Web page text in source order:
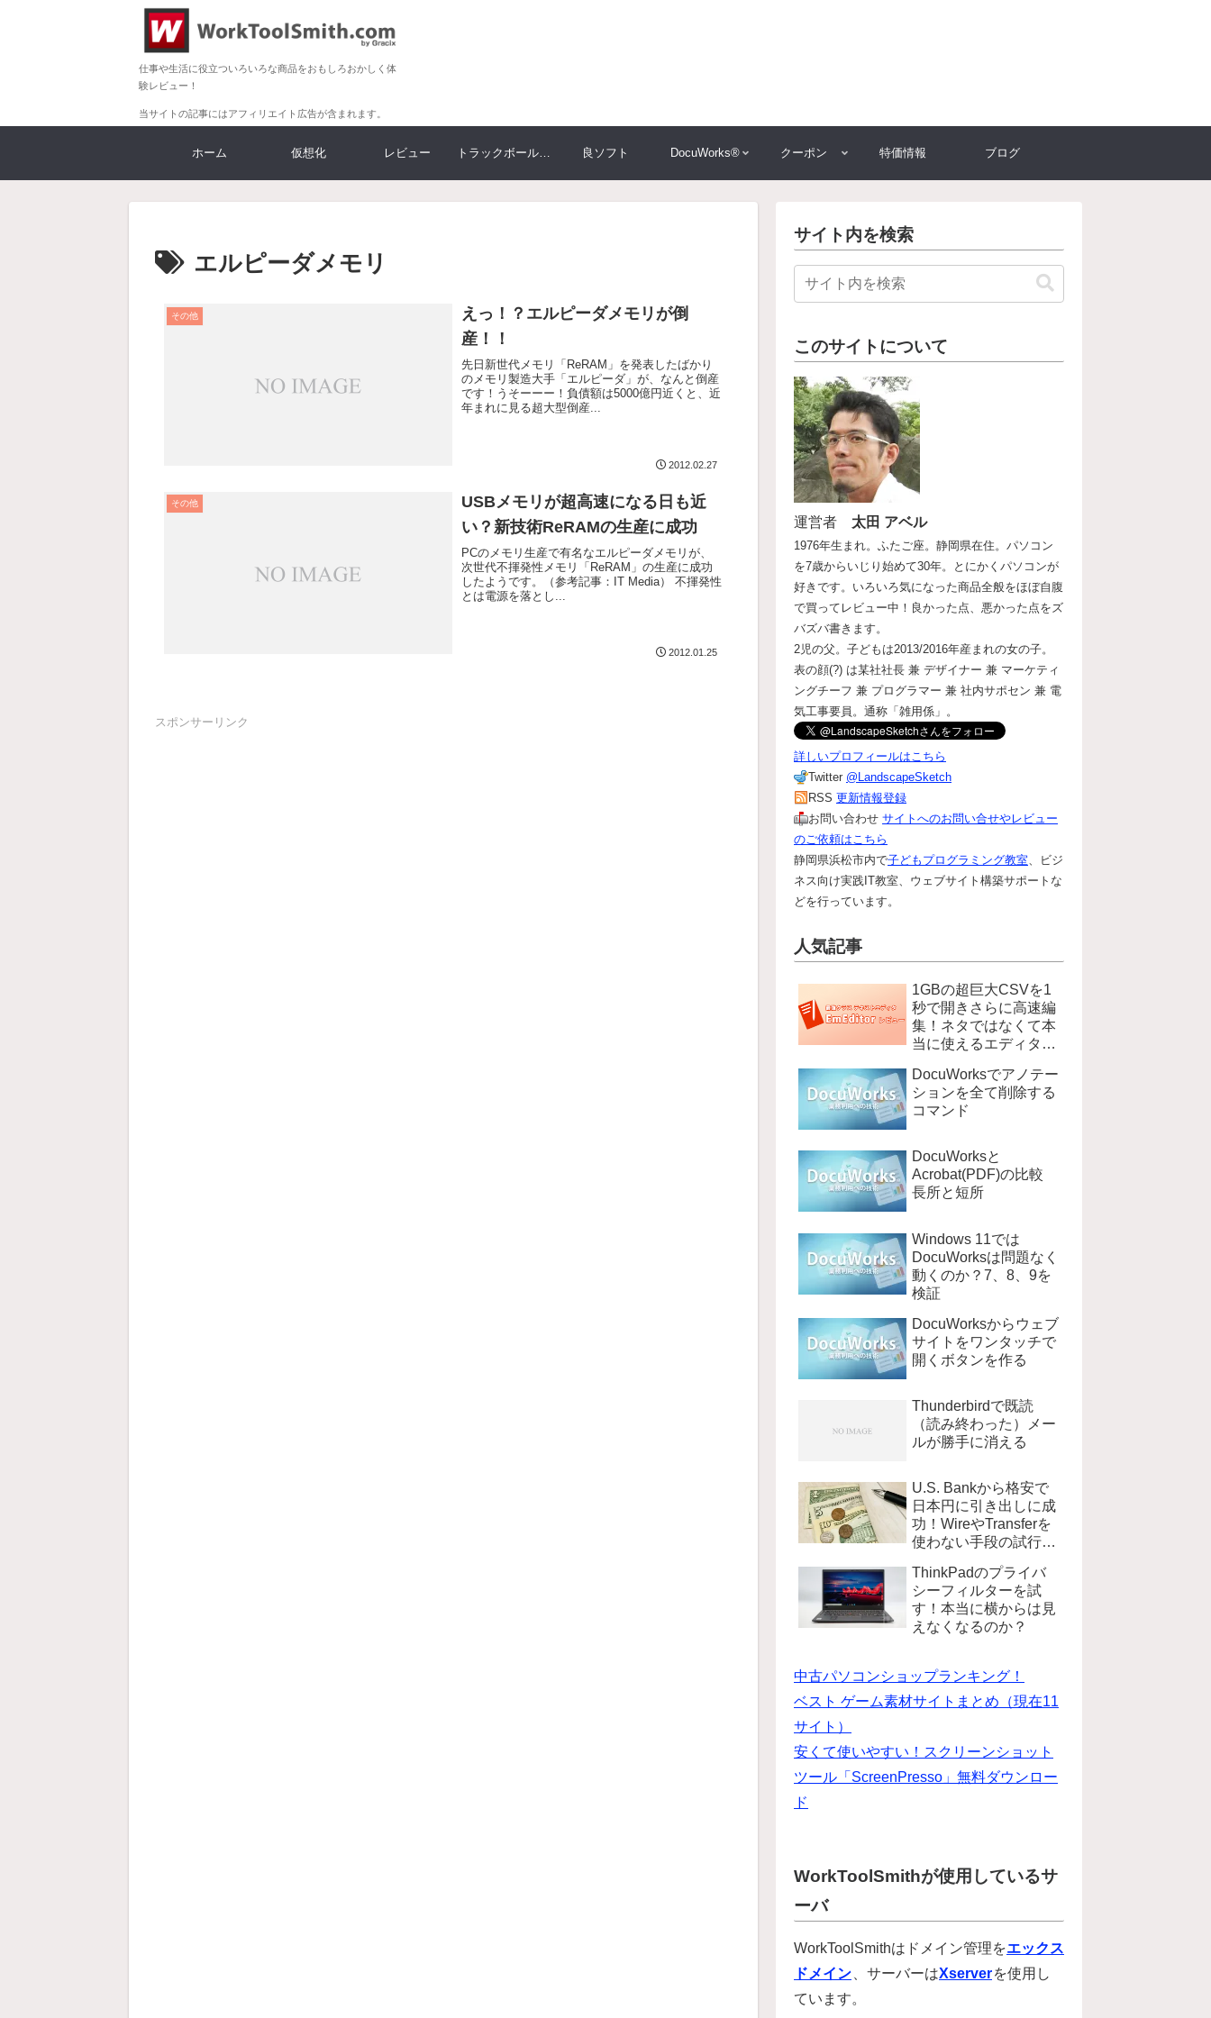
仕事や生活に役立ついろいろな商品をおもしろおかしく体
験レビュー！
当サイトの記事にはアフィリエイト広告が含まれます。
ホーム 仮想化 レビュー トラックボール大比較 良ソフト DocuWorks® クーポン 特価情報 ブログ
エルピーダメモリ
その他
えっ！？エルピーダメモリが倒
産！！
先日新世代メモリ「ReRAM」を発表したばかり
のメモリ製造大手「エルピーダ」が、なんと倒産
です！うそーーー！負債額は5000億円近くと、近
年まれに見る超大型倒産...
2012.02.27
その他
USBメモリが超高速になる日も近
い？新技術ReRAMの生産に成功
PCのメモリ生産で有名なエルピーダメモリが、
次世代不揮発性メモリ「ReRAM」の生産に成功
したようです。（参考記事：IT Media） 不揮発性
とは電源を落とし...
2012.01.25
スポンサーリンク
サイト内を検索
このサイトについて
運営者 太田 アベル
1976年生まれ。ふたご座。静岡県在住。パソコン
を7歳からいじり始めて30年。とにかくパソコンが
好きです。いろいろ気になった商品全般をほぼ自腹
で買ってレビュー中！良かった点、悪かった点をズ
バズバ書きます。
2児の父。子どもは2013/2016年産まれの女の子。
表の顔(?) は某社社長 兼 デザイナー 兼 マーケティ
ングチーフ 兼 プログラマー 兼 社内サポセン 兼 電
気工事要員。通称「雑用係」。
詳しいプロフィールはこちら
Twitter @LandscapeSketch
RSS 更新情報登録
お問い合わせ サイトへのお問い合せやレビュー
のご依頼はこちら
静岡県浜松市内で子どもプログラミング教室 、ビジ
ネス向け実践IT教室、ウェブサイト構築サポートな
どを行っています。
人気記事
1GBの超巨大CSVを1
秒で開きさらに高速編
集！ネタではなくて本
当に使えるエディタ
DocuWorksでアノテー
ションを全て削除する
コマンド
DocuWorksと
Acrobat(PDF)の比較
長所と短所
Windows 11では
DocuWorksは問題なく
動くのか？7、8、9を
検証
DocuWorksからウェブ
サイトをワンタッチで
開くボタンを作る
Thunderbirdで既読
（読み終わった）メー
ルが勝手に消える
U.S. Bankから格安で
日本円に引き出しに成
功！WireやTransferを
使わない手段の試行錯
ThinkPadのプライバ
シーフィルターを試
す！本当に横からは見
えなくなるのか？
中古パソコンショップランキング！
ベスト ゲーム素材サイトまとめ（現在11
サイト）
安くて使いやすい！スクリーンショット
ツール「ScreenPresso」無料ダウンロー
ド
WorkToolSmithが使用しているサ
ーバ
WorkToolSmithはドメイン管理をエックス
ドメイン 、サーバーはXserverを使用し
ています。